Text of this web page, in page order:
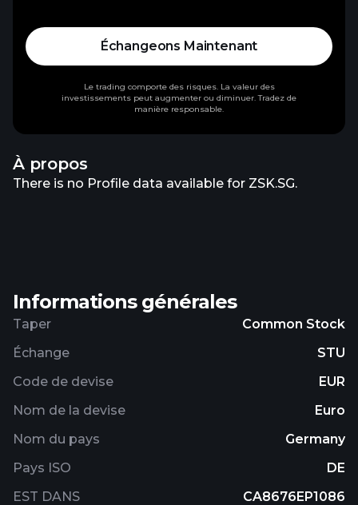
À propos
There is no Profile data available for ZSK.SG.
Informations générales
Taper
Common Stock
Échange
STU
Code de devise
EUR
Nom de la devise
Euro
Nom du pays
Germany
Pays ISO
DE
EST DANS
CA8676EP1086
Échangeons Maintenant
Le trading comporte des risques. La valeur des
investissements peut augmenter ou diminuer. Tradez de
manière responsable.